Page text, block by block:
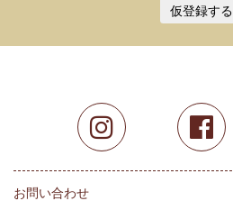
仮登録する
お問い合わせ